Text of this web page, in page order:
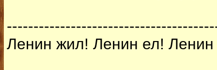
Ленин жил! Ленин ел! Ленин